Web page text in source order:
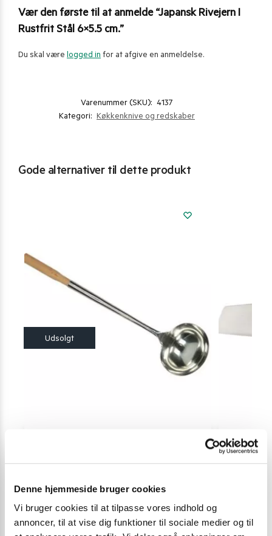
Denne hjemmeside bruger cookies
Vi bruger cookies til at tilpasse vores indhold og
annoncer, til at vise dig funktioner til sociale medier og til
Vær den første til at anmelde “Japansk Rivejern I
Rustfrit Stål 6×5.5 cm.”
Du skal være logged in for at afgive en anmeldelse.
Varenummer (SKU): 4137
Kategori: Køkkenknive og redskaber
Gode alternativer til dette produkt
89,00kr.
Skriv mig op
KØKKENKNIVE